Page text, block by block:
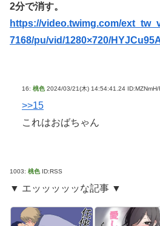
2分で消す。
https://video.twimg.com/
7168/pu/vid/1280×720/
16: 桃色 2024/03/21(木) 14:54:41.24 ID:MZNmH/
>>15
これはおばちゃん
1003: 桃色 ID:RSS
▼ エッッッッッな記事 ▼